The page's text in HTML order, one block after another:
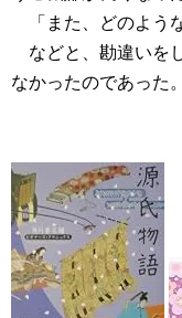
「また、どのよう
などと、勘違いを
なかったのであった。